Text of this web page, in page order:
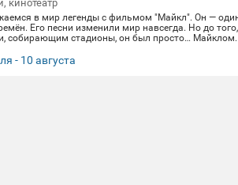
кинотеатр
в мир легенды с фильмом "Майкл". Он —
Его песни изменили мир навсегда. Но до
собирающим стадионы, он был просто… Майклом.
славы. 📅 Не пропустите! Приходите
для себя историю великого артиста.
- 10 августа